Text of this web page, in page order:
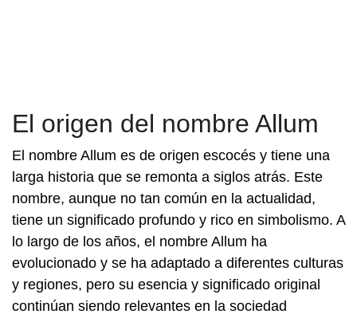
El origen del nombre Allum
El nombre Allum es de origen escocés y tiene una
larga historia que se remonta a siglos atrás. Este
nombre, aunque no tan común en la actualidad,
tiene un significado profundo y rico en simbolismo. A
lo largo de los años, el nombre Allum ha
evolucionado y se ha adaptado a diferentes culturas
y regiones, pero su esencia y significado original
continúan siendo relevantes en la sociedad